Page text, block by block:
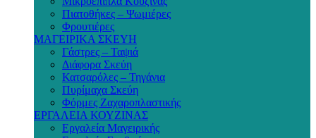
Πιατοθήκες – Ψωμιέρες
Φρουτιέρες
ΜΑΓΕΙΡΙΚΑ ΣΚΕΥΗ
Γάστρες – Ταψιά
Διάφορα Σκεύη
Κατσαρόλες – Τηγάνια
Πυρίμαχα Σκεύη
Φόρμες Ζαχαροπλαστικής
ΕΡΓΑΛΕΙΑ ΚΟΥΖΙΝΑΣ
Εργαλεία Μαγειρικής